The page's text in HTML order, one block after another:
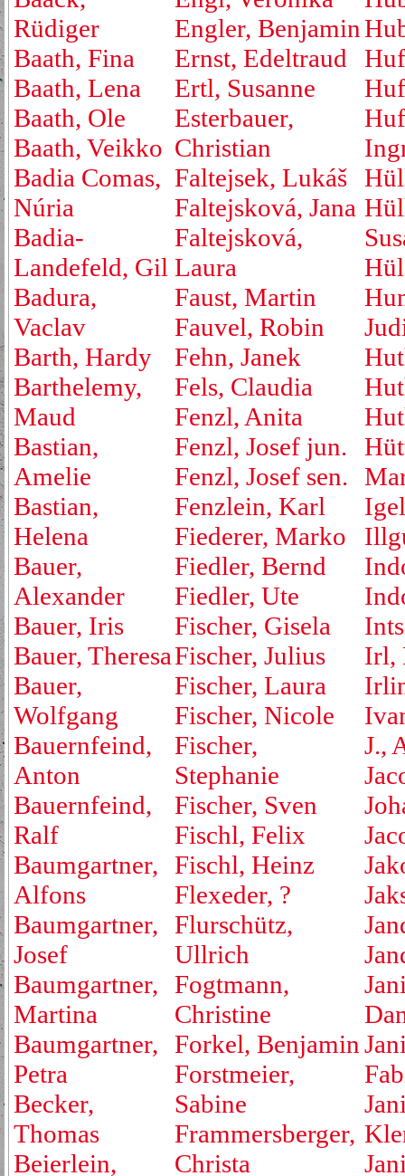
Rüdiger
Baath, Fina
Baath, Lena
Baath, Ole
Baath, Veikko
Badia Comas,
Núria
Badia-
Landefeld, Gil
Badura,
Vaclav
Barth, Hardy
Barthelemy,
Maud
Bastian,
Amelie
Bastian,
Helena
Bauer,
Alexander
Bauer, Iris
Bauer, Theresa
Bauer,
Wolfgang
Bauernfeind,
Anton
Bauernfeind,
Ralf
Baumgartner,
Alfons
Baumgartner,
Josef
Baumgartner,
Martina
Baumgartner,
Petra
Becker,
Thomas
Beierlein,
Engler, Benjamin
Ernst, Edeltraud
Ertl, Susanne
Esterbauer,
Christian
Faltejsek, Lukáš
Faltejsková, Jana
Faltejsková,
Laura
Faust, Martin
Fauvel, Robin
Fehn, Janek
Fels, Claudia
Fenzl, Anita
Fenzl, Josef jun.
Fenzl, Josef sen.
Fenzlein, Karl
Fiederer, Marko
Fiedler, Bernd
Fiedler, Ute
Fischer, Gisela
Fischer, Julius
Fischer, Laura
Fischer, Nicole
Fischer,
Stephanie
Fischer, Sven
Fischl, Felix
Fischl, Heinz
Flexeder, ?
Flurschütz,
Ullrich
Fogtmann,
Christine
Forkel, Benjamin
Forstmeier,
Sabine
Frammersberger,
Christa
Irl,
J.,